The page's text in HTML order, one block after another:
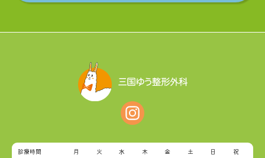
診療時間 月 火 水 木 金 土 日 祝